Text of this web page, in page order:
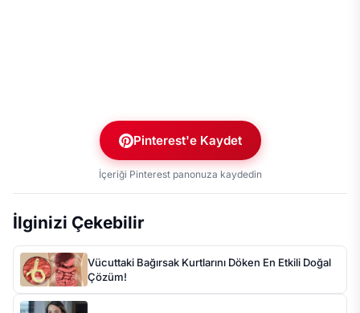
Pinterest'e Kaydet
İçeriği Pinterest panonuza kaydedin
İlginizi Çekebilir
Vücuttaki Bağırsak Kurtlarını Döken En Etkili Doğal
Çözüm!